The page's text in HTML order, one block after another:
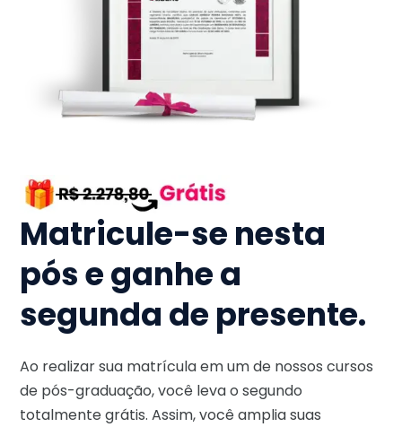
Matricule-se nesta
pós e ganhe a
segunda de presente.
Ao realizar sua matrícula em um de nossos cursos
de pós-graduação, você leva o segundo
totalmente grátis. Assim, você amplia suas